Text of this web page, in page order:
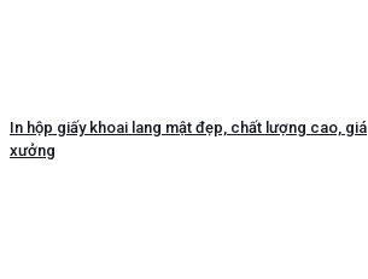
In hộp giấy khoai lang mật đẹp, chất lượng cao, giá
xưởng